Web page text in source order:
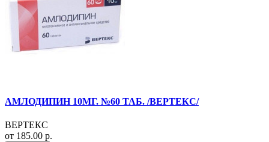
АМЛОДИПИН 10МГ. №60 ТАБ. /ВЕРТЕКС/
ВЕРТЕКС
от 185.00 р.